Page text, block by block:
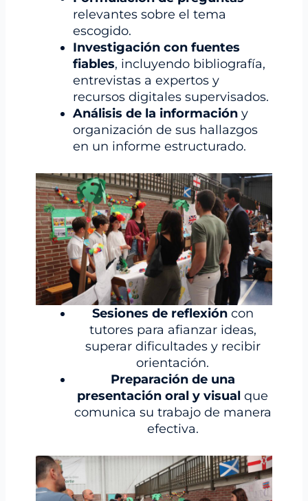
relevantes sobre el tema
escogido.
Investigación con fuentes
fiables, incluyendo bibliografía,
entrevistas a expertos y
recursos digitales supervisados.
Análisis de la información y
organización de sus hallazgos
en un informe estructurado.
Sesiones de reflexióncon
tutores para afianzar ideas,
superar dificultades y recibir
orientación.
Preparación de una
presentación oral y visual que
comunica su trabajo de manera
efectiva.